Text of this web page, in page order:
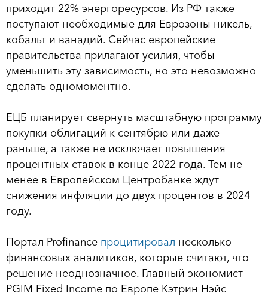
приходит 22% энергоресурсов. Из РФ также
поступают необходимые для Еврозоны никель,
кобальт и ванадий. Сейчас европейские
правительства прилагают усилия, чтобы
уменьшить эту зависимость, но это невозможно
сделать одномоментно.
ЕЦБ планирует свернуть масштабную программу
покупки облигаций к сентябрю или даже
раньше, а также не исключает повышения
процентных ставок в конце 2022 года. Тем не
менее в Европейском Центробанке ждут
снижения инфляции до двух процентов в 2024
году.
Портал Profinance процитировал несколько
финансовых аналитиков, которые считают, что
решение неоднозначное. Главный экономист
PGIM Fixed Income по Европе Кэтрин Нэйс